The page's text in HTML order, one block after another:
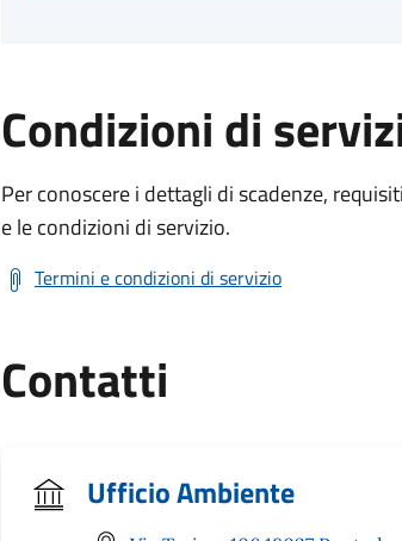
Condizioni di
Per conoscere i dettagli di scadenze,
e le condizioni di servizio.
Termini e condizioni di servizio
Contatti
Ufficio Ambiente